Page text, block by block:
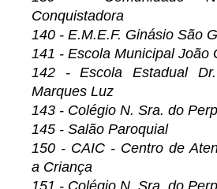
Conquistadora
140 - E.M.E.F. Ginásio São
141 - Escola Municipal João
142 - Escola Estadual
Marques Luz
143 - Colégio N. Sra. do
145 - Salão Paroquial
150 - CAIC - Centro de
a Criança
151 - Colégio N. Sra. do